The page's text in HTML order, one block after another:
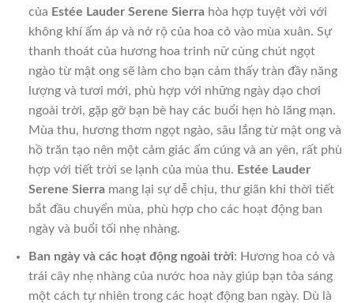
của Estée Lauder Serene Sierrahòa hợp tuyệt vời với
không khí ấm áp và nở rộ của hoa cỏ vào mùa xuân. Sự
thanh thoát của hương hoa trinh nữ cùng chút ngọt
ngào từ mật ong sẽ làm cho bạn cảm thấy tràn đầy năng
lượng và tươi mới, phù hợp với những ngày dạo chơi
ngoài trời, gặp gỡ bạn bè hay các buổi hẹn hò lãng mạn.
Mùa thu, hương thơm ngọt ngào, sâu lắng từ mật ong và
hồ trăn tạo nên một cảm giác ấm cúng và an yên, rất phù
hợp với tiết trời se lạnh của mùa thu. Estée Lauder
Serene Sierramang lại sự dễ chịu, thư giãn khi thời tiết
bắt đầu chuyển mùa, phù hợp cho các hoạt động ban
ngày và buổi tối nhẹ nhàng.
Ban ngày và các hoạt động ngoài trời: Hương hoa cỏ và
trái cây nhẹ nhàng của nước hoa này giúp bạn tỏa sáng
một cách tự nhiên trong các hoạt động ban ngày. Dù là